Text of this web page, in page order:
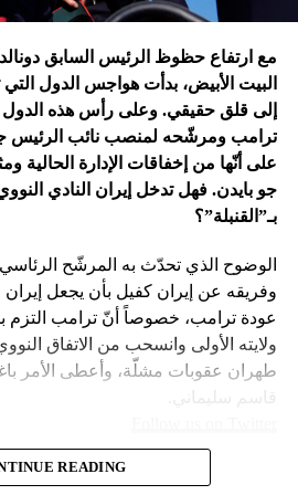
فتح باباً كبيراً على تحوّلات جذرية في
إسرائيل معها، أبرزها:
– نهاية عهد منظومة حوله آمنت بإمكان
امتداد لعهد باراك أوباما واتفاقه مع
مع ارتفاع حظوظ الرئيس السابق
البيت الأبيض، بدأت هواجس الدول
إلى قلق حقيقي. وعلى رأس هذه الدول
ترامب ومرشّحه لمنصب نائب
على أنّها من إخفاقات الإدارة
جو بايدن. فهل تدخل إيران النادي
بـ”القنبلة”؟
الوضوح الذي تحدّث به المرشّح الرئاسي
وفريقه عن إيران كفيل بأن يجعل
عودة ترامب، خصوصاً أنّ ترامب التزم
ولايته الأولى وانسحب من الاتفاق
طهران عقوبات مشلّة، وأعطى الأمر
مع ارتفاع حظوظ
READING